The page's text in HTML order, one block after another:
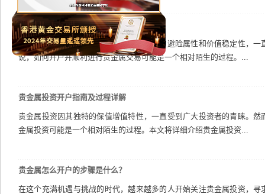
贵金属交易如何开户？一文带你快速掌握
贵金属交易，如黄金、白银等，因其独特的避险属性和价值稳定性，
说，如何开户并顺利进行贵金属交易可能是一个相对陌生的过程。...
贵金属投资开户指南及过程详解
贵金属投资因其独特的保值增值特性，一直受到广大投资者的青睐。
金属投资可能是一个相对陌生的过程。本文将详细介绍贵金属投资...
贵金属怎么开户的步骤是什么？
在这个充满机遇与挑战的时代，越来越多的人开始关注贵金属投资，